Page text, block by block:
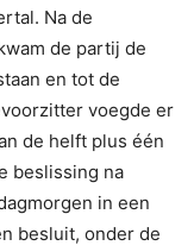
Na de
de partij de
en tot de
voegde er
de helft plus één
beslissing na
in een
besluit, onder de